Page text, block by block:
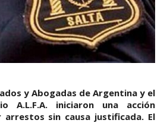
y Abogadas de Argentina y el
A.L.F.A. iniciaron una acción
sin causa justificada. El